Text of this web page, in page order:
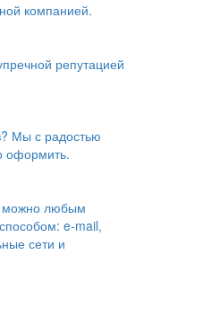
компанией.
репутацией
Мы с радостью
оформить.
можно любым
e-mail,
сети и